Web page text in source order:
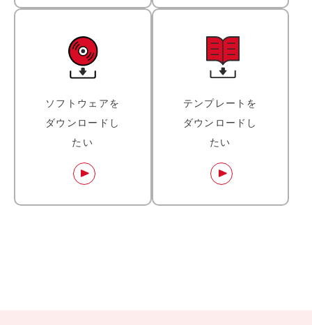
ソフトウェアを
ダウンロードし
たい
テンプレートを
ダウンロードし
たい